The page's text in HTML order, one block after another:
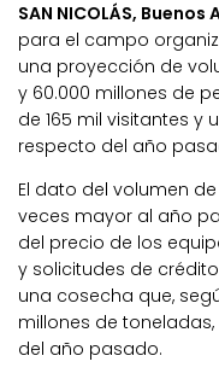
SAN NICOLÁS, Buenos
para el campo
una proyección de
y 60.000 millones de
de 165 mil visitantes y
respecto del año
El dato del volumen
veces mayor al año
del precio de los
y solicitudes de
una cosecha que,
millones de
del año pasado.